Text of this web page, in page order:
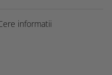
informatii